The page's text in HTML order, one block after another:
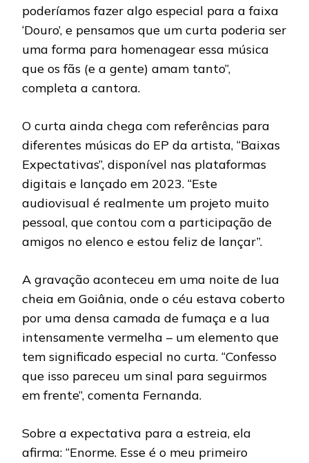
poderíamos fazer algo especial para a faixa
‘Douro’, e pensamos que um curta poderia ser
uma forma para homenagear essa música
que os fãs (e a gente) amam tanto”,
completa a cantora.
O curta ainda chega com referências para
diferentes músicas do EP da artista, “Baixas
Expectativas”, disponível nas plataformas
digitais e lançado em 2023. “Este
audiovisual é realmente um projeto muito
pessoal, que contou com a participação de
amigos no elenco e estou feliz de lançar”.
A gravação aconteceu em uma noite de lua
cheia em Goiânia, onde o céu estava coberto
por uma densa camada de fumaça e a lua
intensamente vermelha – um elemento que
tem significado especial no curta. “Confesso
que isso pareceu um sinal para seguirmos
em frente”, comenta Fernanda.
Sobre a expectativa para a estreia, ela
afirma: “Enorme. Esse é o meu primeiro